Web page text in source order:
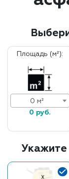
Площадь (м²):
0 м²
0 руб.
Укажите